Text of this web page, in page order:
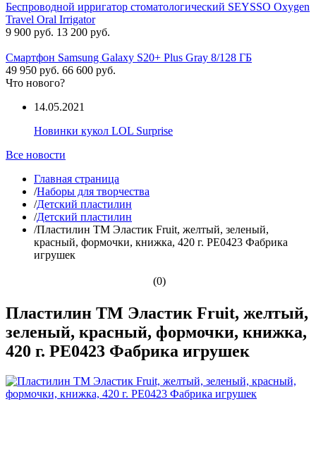
Беспроводной ирригатор стоматологический SEYSSO Oxygen
Travel Oral Irrigator
9 900 руб. 13 200 руб.
Смартфон Samsung Galaxy S20+ Plus Gray 8/128 ГБ
49 950 руб. 66 600 руб.
Что нового?
14.05.2021
Новинки кукол LOL Surprise
Все новости
Главная страница
/Наборы для творчества
/Детский пластилин
/Детский пластилин
/Пластилин ТМ Эластик Fruit, желтый, зеленый,
красный, формочки, книжка, 420 г. PE0423 Фабрика
игрушек
(0)
Пластилин ТМ Эластик Fruit, желтый,
зеленый, красный, формочки, книжка,
420 г. PE0423 Фабрика игрушек